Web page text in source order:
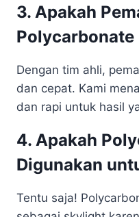
3. Apakah
Polycarbonate
Dengan tim ahli,
dan cepat. Kami
dan rapi untuk hasil
4. Apakah
Digunakan
Tentu saja!